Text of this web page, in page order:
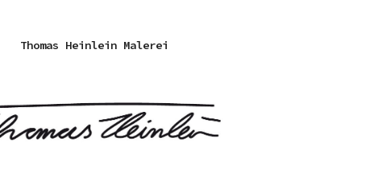
Thomas Heinlein Malerei